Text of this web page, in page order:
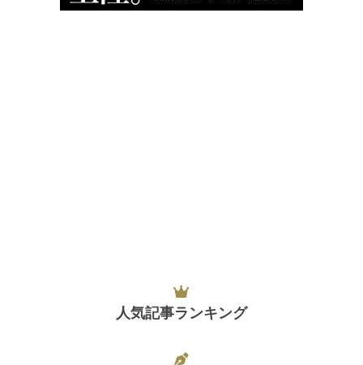
人気記事ランキング